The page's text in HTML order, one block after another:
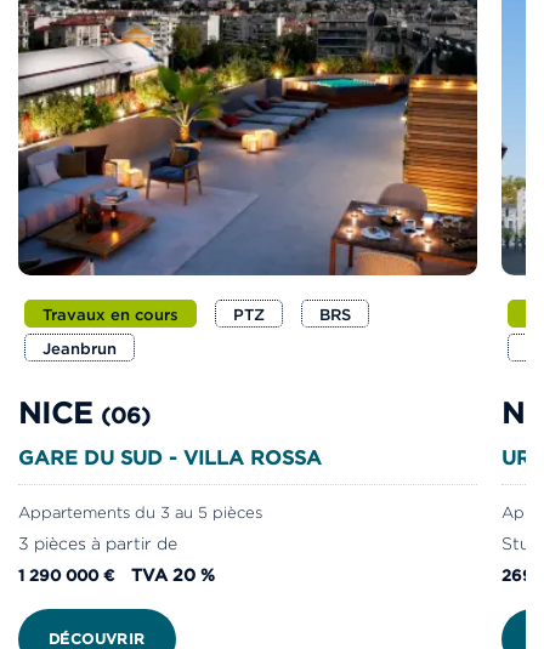
Travaux en cours PTZ
BRS
Jeanbrun
NICE (06)
GARE DU SUD - VILLA ROSSA
Appartements du 3 au 5 pièces
3 pièces à partir de
1 290 000 € TVA 20 %
DÉCOUVRIR
269